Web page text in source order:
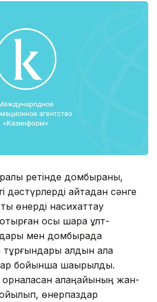
ретінде домбыраны,
дәстүрлерді қайтадан сәнге
өнерді насихаттау
отырған осы шара ұлт-
мен домбырада
тұрғындары алдын ала
бойынша шақырылды.
алаңқайының жан-
өнерпаздар